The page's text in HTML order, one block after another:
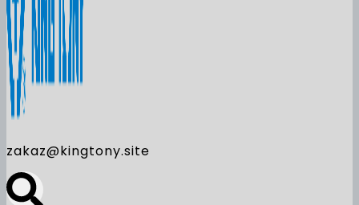
zakaz@kingtony.site